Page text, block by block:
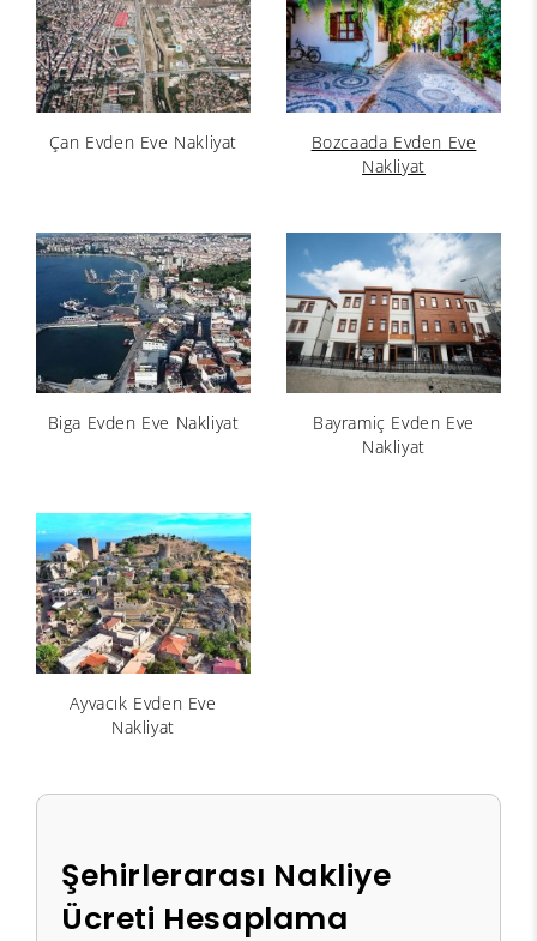
Çan Evden Eve Nakliyat
Bozcaada Evden Eve
Nakliyat
Biga Evden Eve Nakliyat
Bayramiç Evden Eve
Nakliyat
Ayvacık Evden Eve
Nakliyat
Şehirlerarası Nakliye
Ücreti Hesaplama